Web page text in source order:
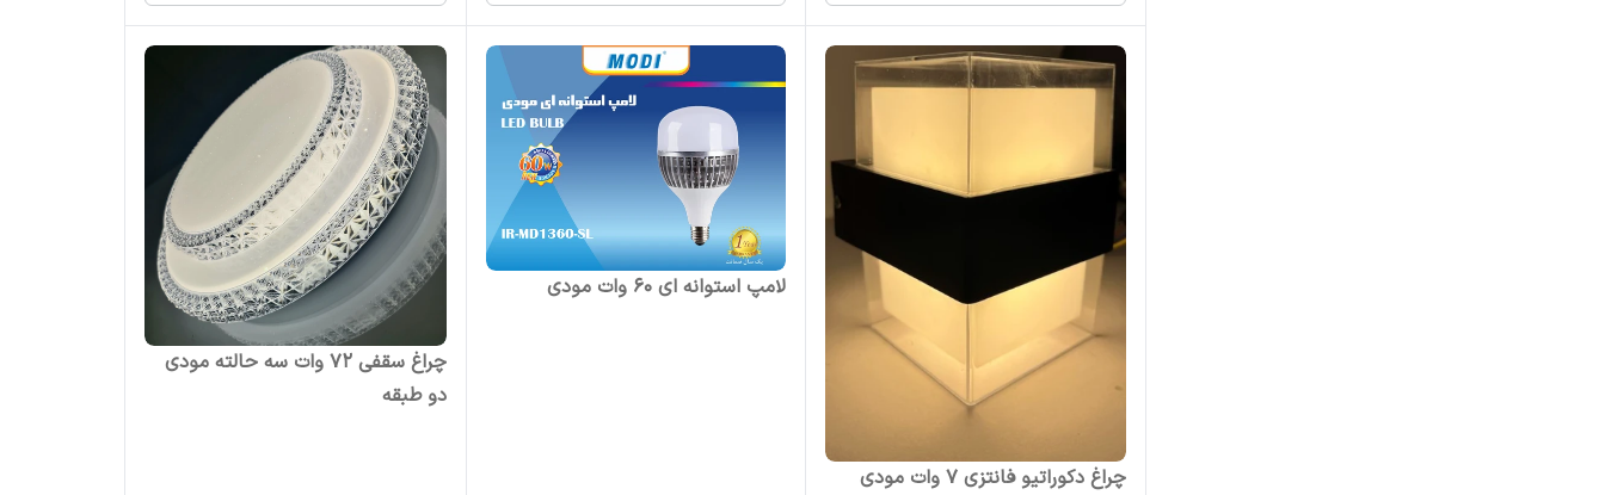
چراغ دکوراتیو فانتزی 7 وات مودی
لامپ استوانه ای ۶۰ وات مودی
چراغ سقفی 72 وات سه حالته مودی
دو طبقه